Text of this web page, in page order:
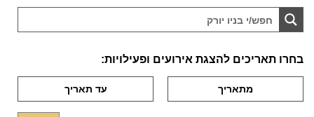
בחרו תאריכים להצגת אירועים ופעילויות: